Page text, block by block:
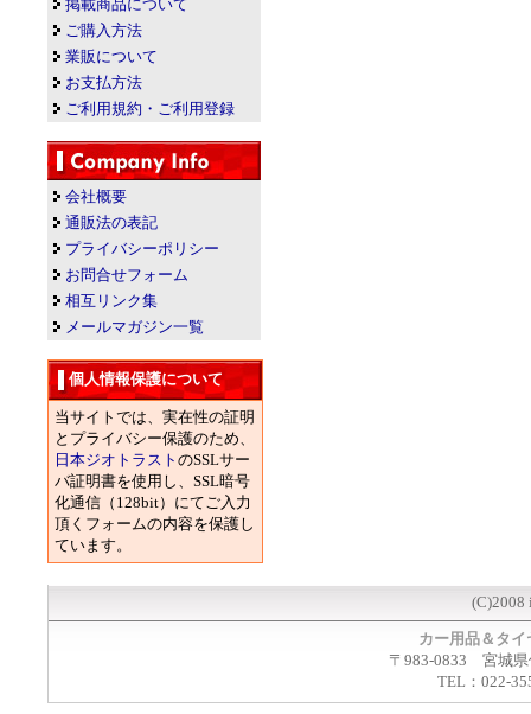
掲載商品について
ご購入方法
業販について
お支払方法
ご利用規約・ご利用登録
会社概要
通販法の表記
プライバシーポリシー
お問合せフォーム
相互リンク集
メールマガジン一覧
個人情報保護について
当サイトでは、実在性の証明
とプライバシー保護のため、
日本ジオトラスト のSSLサー
バ証明書を使用し、SSL暗号
化通信（128bit）にてご入力
頂くフォームの内容を保護し
ています。
(C)2008
カー用品＆タ
〒983-0833 宮城県
TEL：022-